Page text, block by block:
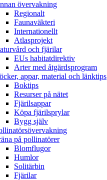
övervakning
Regionalt
Faunaväkteri
Internationellt
Atlasprojekt
och fjärilar
EUs habitatdirektiv
Arter med åtgärdsprogram
appar, material och länktips
Boktips
Resurser på nätet
Fjärilsappar
Köpa fjärilsprylar
Bygg själv
på pollinatörer
Blomflugor
Humlor
Solitärbin
Fjärilar